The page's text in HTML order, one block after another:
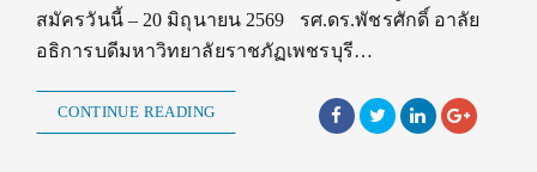
สมัครวันนี้ – 20 มิถุนายน 2569 รศ.ดร.พัชรศักดิ์ อาลัย
อธิการบดีมหาวิทยาลัยราชภัฏเพชรบุรี…
CONTINUE READING